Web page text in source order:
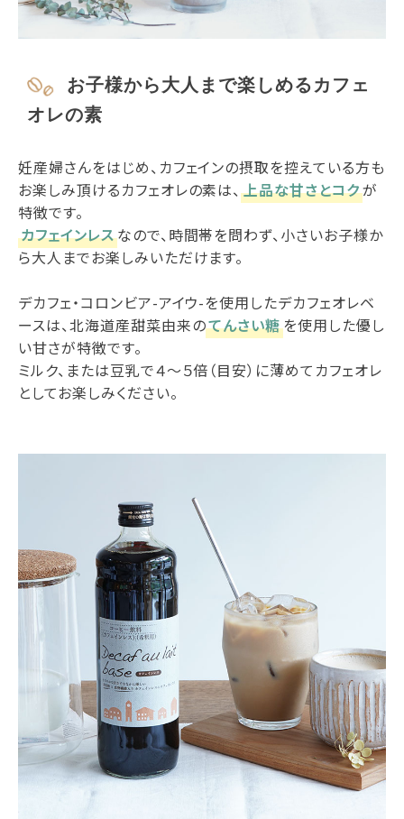
お子様から大人まで楽しめるカフェ
オレの素
妊産婦さんをはじめ、カフェインの摂取を控えている方も
お楽しみ頂けるカフェオレの素は、上品な甘さとコクが
特徴です。
カフェインレスなので、時間帯を問わず、小さいお子様か
ら大人までお楽しみいただけます。
デカフェ・コロンビア-アイウ-を使用したデカフェオレベ
ースは、北海道産甜菜由来のてんさい糖を使用した優し
い甘さが特徴です。
ミルク、または豆乳で４～５倍（目安）に薄めてカフェオレ
としてお楽しみください。